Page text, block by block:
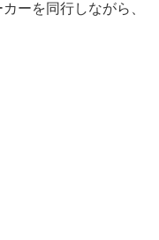
ーを同行しながら、